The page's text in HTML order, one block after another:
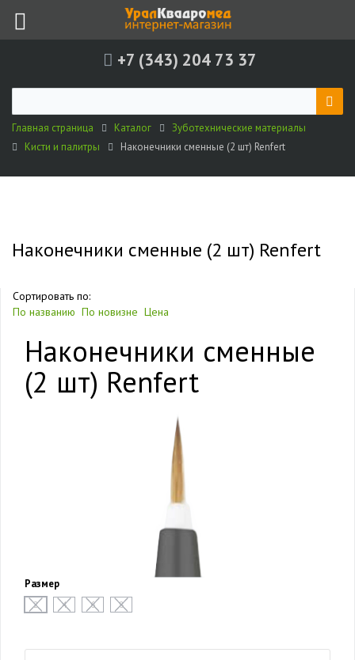
+7 (343) 204 73 37
Главная страница Каталог
Зуботехнические материалы
Кисти и палитры
Наконечники сменные (2 шт) Renfert
Наконечники сменные (2 шт) Renfert
Сортировать по:
По названию По новизне Цена
Наконечники сменные
(2 шт) Renfert
Размер
2 4 6 8